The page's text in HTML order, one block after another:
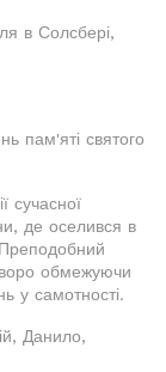
в Солсбері,
пам'яті святого
сучасної
де оселився в
обмежуючи
у самотності.
Данило,